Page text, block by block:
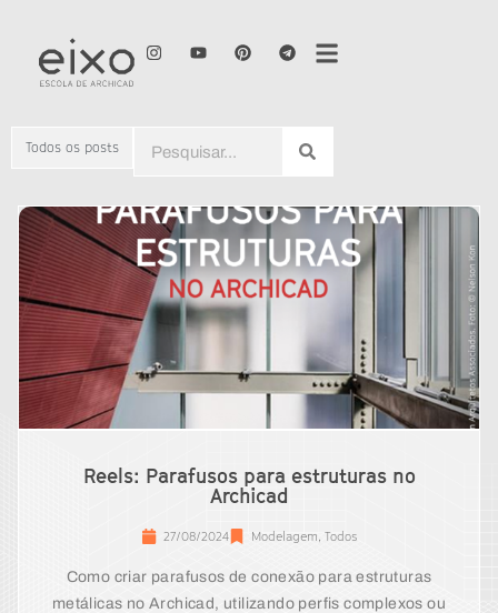
Todos os posts
Reels: Parafusos para estruturas no
Archicad
27/08/2024 Modelagem Todos
Como criar parafusos de conexão para estruturas
metálicas no Archicad, utilizando perfis complexos ou